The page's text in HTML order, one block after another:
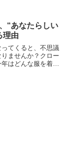
“あなたらしい
理由
てくると、不思議
ませんか？クロー
はどんな服を着よ